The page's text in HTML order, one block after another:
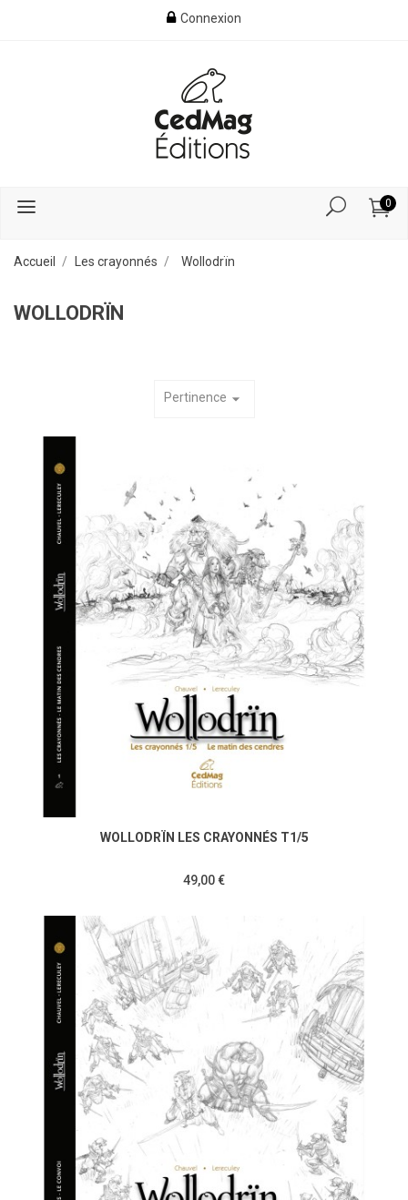
Connexion
0
Accueil Les crayonnés Wollodrïn
WOLLODRÏN
Pertinence arrow_drop_down
WOLLODRÏN LES CRAYONNÉS T1/5
49,00 €